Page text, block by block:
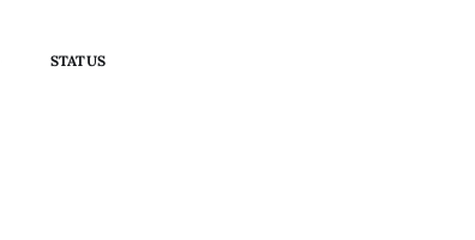
STATUS